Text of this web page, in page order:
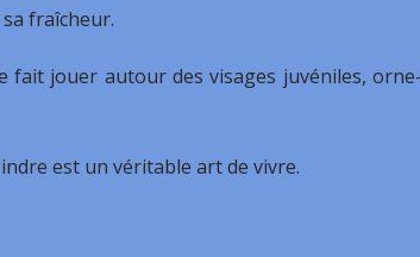
fraîcheur.
fait jouer autour des visages juvéniles,
est un véritable art de vivre.